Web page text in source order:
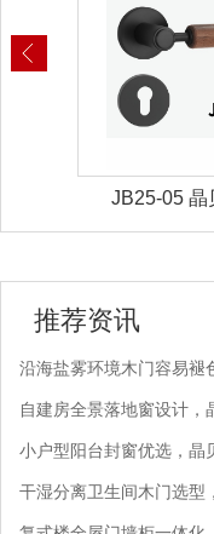
JB25-02 晶
推荐资讯
沿海盐雾环境木门容易褪
自建房全景落地窗设计，
小户型阳台封窗优选，晶
干湿分离卫生间木门选型